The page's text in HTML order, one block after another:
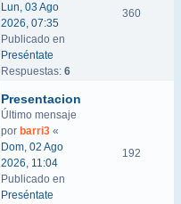
Lun, 03 Ago
2026, 07:35
Publicado en
Preséntate
Respuestas: 6
360
Presentacion
Último mensaje
por barri3 «
Dom, 02 Ago
2026, 11:04
Publicado en
Preséntate
192